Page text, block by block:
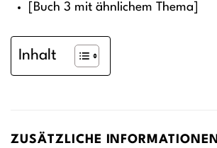
[Buch 3 mit ähnlichem Thema]
Inhalt
ZUSÄTZLICHE INFORMATIONEN